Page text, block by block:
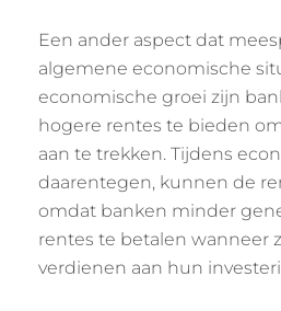
Een ander aspect dat
algemene economische
economische groei zijn
hogere rentes te bieden
aan te trekken. Tijdens
daarentegen, kunnen de
omdat banken minder
rentes te betalen wanneer
verdienen aan hun